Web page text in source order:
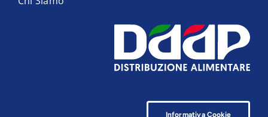
Informativa Cookie